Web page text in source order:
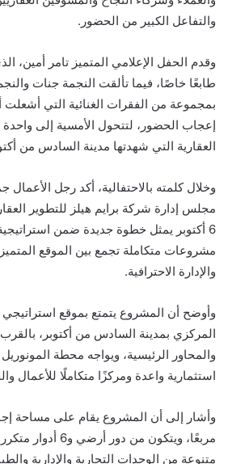
والتفاعل الكبير من الحضور.
وقدم الحفل الإعلامي المتميز تامر أمين،
طابعًا خاصًا، فيما تألقت النجمة جنات
بمجموعة من الفقرات الغنائية التي أشعلت
إعجاب الحضور، لتتحول الأمسية إلى واحدة
العقارية التي شهدتها مدينة السادس من
وخلال كلمته بالاحتفالية، أكد رجل
مجلس إدارة شركة برايم هيلز للتطوير
6 أكتوبر يمثل خطوة جديدة ضمن
مشروعات متكاملة تجمع بين الموقع
والإدارة الاحترافية.
وأوضح أن المشروع يتمتع بموقع
المركزي بمدينة السادس من أكتوبر،
والمحاور الرئيسية، ويواجه محطة
استثمارية واعدة ومركزًا متكاملًا للأعمال
مربعًا، ويتكون من دور
متنوعة من الوحدات التجارية والإدارية